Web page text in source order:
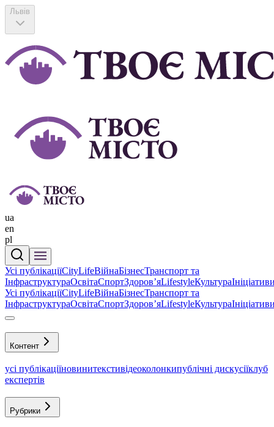
Львів
ua
en
pl
Усі публікаціїCityLifeВійнаБізнесТранспорт та
ІнфраструктураОсвітаСпортЗдоровʼяLifestyleКультура
Усі публікаціїCityLifeВійнаБізнесТранспорт та
ІнфраструктураОсвітаСпортЗдоровʼяLifestyleКультура
Контент
усі публікаціїновинитекстивідеоколонкипублічні дискусіїклуб
експертів
Рубрики